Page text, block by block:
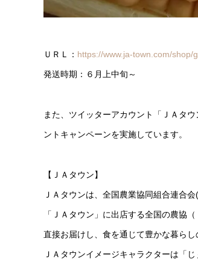
ＵＲＬ： https://www.ja-town.com/shop/
発送時期：６月上中旬～
また、ツイッターアカウント「ＪＡタ
ントキャンペーンを実施しています。
【ＪＡタウン】
ＪＡタウンは、全国農業協同組合連合
「ＪＡタウン」に出店する全国の農協
直接お届けし、食を通じて豊かな暮らし
ＪＡタウンイメージキャラクターは「じ